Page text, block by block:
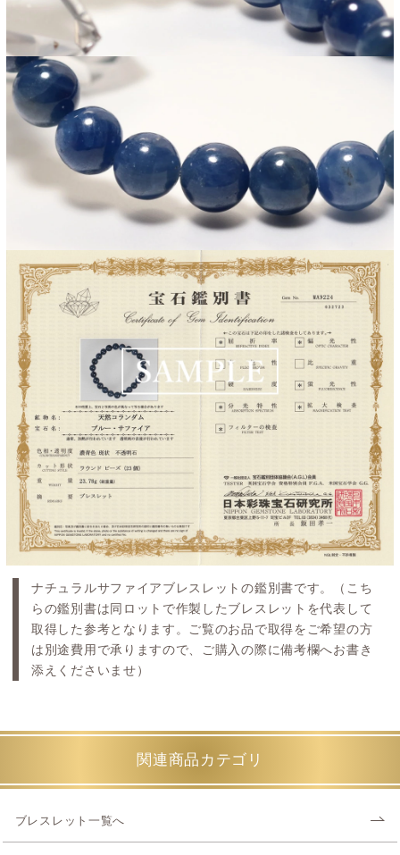
ナチュラルサファイアブレスレットの鑑別書です。（こち
らの鑑別書は同ロットで作製したブレスレットを代表して
取得した参考となります。ご覧のお品で取得をご希望の方
は別途費用で承りますので、ご購入の際に備考欄へお書き
添えくださいませ）
関連商品カテゴリ
ブレスレット一覧へ